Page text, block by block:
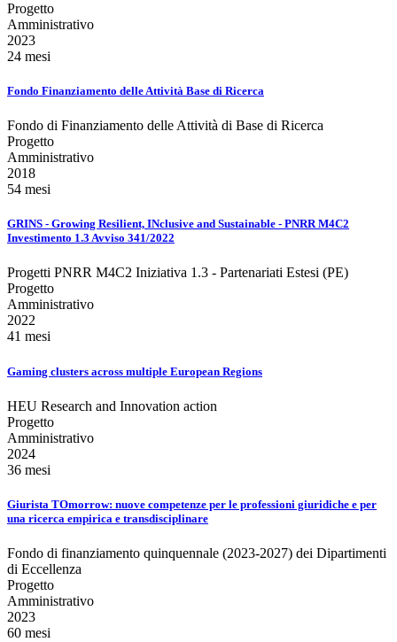
Progetto
Amministrativo
2023
24 mesi
Fondo Finanziamento delle Attività Base di Ricerca
Fondo di Finanziamento delle Attività di Base di Ricerca
Progetto
Amministrativo
2018
54 mesi
GRINS - Growing Resilient, INclusive and Sustainable - PNRR M4C2
Investimento 1.3 Avviso 341/2022
Progetti PNRR M4C2 Iniziativa 1.3 - Partenariati Estesi (PE)
Progetto
Amministrativo
2022
41 mesi
Gaming clusters across multiple European Regions
HEU Research and Innovation action
Progetto
Amministrativo
2024
36 mesi
Giurista TOmorrow: nuove competenze per le professioni giuridiche e per
una ricerca empirica e transdisciplinare
Fondo di finanziamento quinquennale (2023-2027) dei Dipartimenti
di Eccellenza
Progetto
Amministrativo
2023
60 mesi